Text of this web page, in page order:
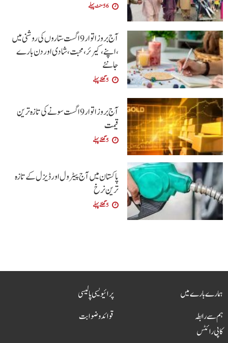
56 منٹ پہلے
آج بروز اتوار9 اگست ستاروں کی روشنی میں
،اپنے،کیرئر،محبت ،شادی اور دن بارے
جانئے
5 گھنٹے پہلے
آج بروز اتوار 9 اگست سونے کی تازہ ترین
قیمت
5 گھنٹے پہلے
پاکستان میں آج پیٹرول اور ڈیزل کے تازہ
ترین نرخ
5 گھنٹے پہلے
ہمارے بارے میں
ہم سے رابطہ
پرائیویسی پالیسی
قوائد و ضوابت
کاپی رائٹس